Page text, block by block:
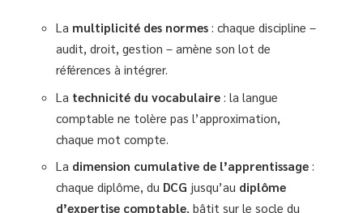
La multiplicité des normes : chaque discipline –
audit, droit, gestion – amène son lot de
références à intégrer.
La technicité du vocabulaire : la langue
comptable ne tolère pas l’approximation,
chaque mot compte.
La dimension cumulative de l’apprentissage :
chaque diplôme, du DCG jusqu’au diplôme
d’expertise comptable, bâtit sur le socle du